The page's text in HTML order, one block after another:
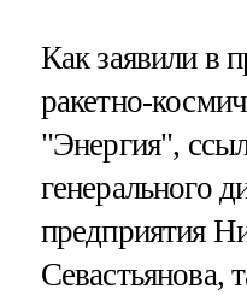
Как заявили в
ракетно-
"Энергия",
генерального
предприятия
Севастьянова,